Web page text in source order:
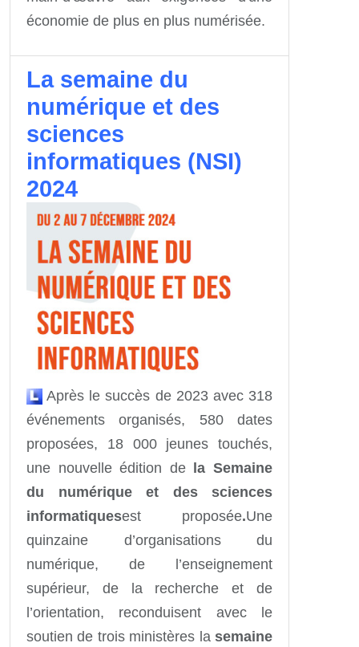
économie de plus en plus numérisée.
La semaine du
numérique et des
sciences
informatiques (NSI)
2024
Après le succès de 2023 avec 318
événements organisés, 580 dates
proposées, 18 000 jeunes touchés,
une nouvelle édition de
la Semaine
du numérique et des sciences
informatiquesest proposée.Une
quinzaine d’organisations du
numérique, de l’enseignement
supérieur, de la recherche et de
l’orientation, reconduisent avec le
soutien de trois ministères la semaine